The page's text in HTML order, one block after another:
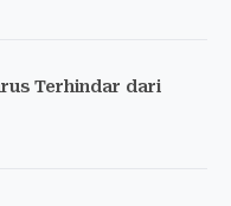
Terhindar dari